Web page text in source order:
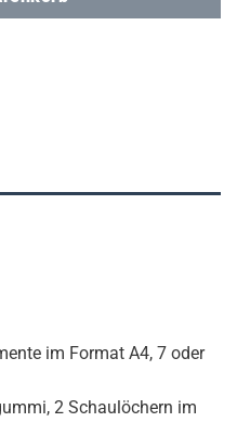
im Format A4, 7 oder
2 Schaulöchern im